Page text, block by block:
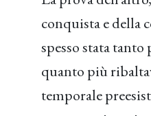
conquista e della
spesso stata
quanto più
temporale